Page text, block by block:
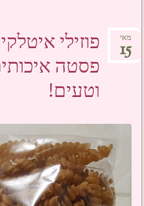
פוזילי
פסטה
וטעים!
מאי
15